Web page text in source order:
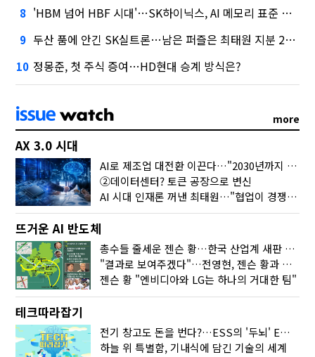
8 'HBM 넘어 HBF 시대'…SK하이닉스, AI 메모리 표준 선점 나섰다
9 두산 품에 안긴 SK실트론…남은 퍼즐은 최태원 지분 29.4%
10 정몽준, 첫 주식 증여…HD현대 승계 방식은?
more
AX 3.0 시대
AI로 제조업 대전환 이끈다…"2030년까지 민관합동 20조 투자"
②데이터센터? 토큰 공장으로 변신
AI 시대 인재론 꺼낸 최태원…"협업이 경쟁력"
뜨거운 AI 반도체
총수들 줄세운 젠슨 황…한국 산업계 새판 짰다
"결과로 보여주겠다"…전영현, 젠슨 황과 HBM5 논의
젠슨 황 "엔비디아와 LG는 하나의 거대한 팀"
테크따라잡기
전기 창고도 돈을 번다?…ESS의 '두뇌' EMO가 뭐길래
하늘 위 특별함, 기내식에 담긴 기술의 세계